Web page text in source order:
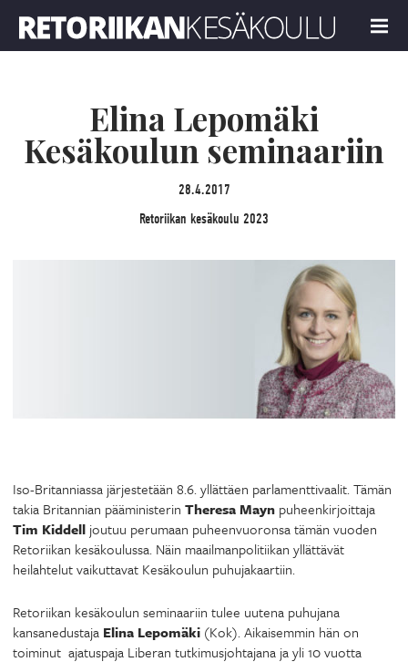
MENU
Elina Lepomäki
Kesäkoulun seminaariin
28.4.2017
Retoriikan kesäkoulu 2023
Iso-Britanniassa järjestetään 8.6. yllättäen parlamenttivaalit. Tämän
takia Britannian pääministerin Theresa Mayn puheenkirjoittaja
Tim Kiddell joutuu perumaan puheenvuoronsa tämän vuoden
Retoriikan kesäkoulussa. Näin maailmanpolitiikan yllättävät
heilahtelut vaikuttavat Kesäkoulun puhujakaartiin.
Retoriikan kesäkoulun seminaariin tulee uutena puhujana
kansanedustaja Elina Lepomäki (Kok). Aikaisemmin hän on
toiminut ajatuspaja Liberan tutkimusjohtajana ja yli 10 vuotta